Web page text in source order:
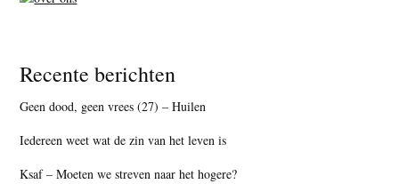
Recente berichten
Geen dood, geen vrees (27) – Huilen
Iedereen weet wat de zin van het leven is
Ksaf – Moeten we streven naar het hogere?